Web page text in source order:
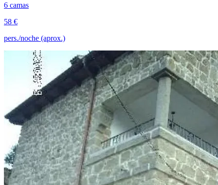
6 camas
58 €
pers./noche (aprox.)